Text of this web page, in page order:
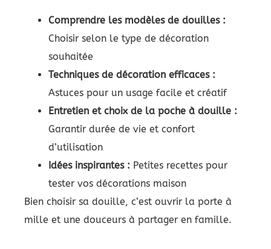
Comprendre les modèles de douilles :
Choisir selon le type de décoration
souhaitée
Techniques de décoration efficaces :
Astuces pour un usage facile et créatif
Entretien et choix de la poche à douille :
Garantir durée de vie et confort
d’utilisation
Idées inspirantes : Petites recettes pour
tester vos décorations maison
Bien choisir sa douille, c’est ouvrir la porte à
mille et une douceurs à partager en famille.